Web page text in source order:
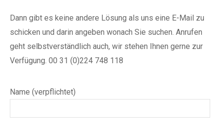
Dann gibt es keine andere Lösung als uns eine E-Mail zu
schicken und darin angeben wonach Sie suchen. Anrufen
geht selbstverständlich auch, wir stehen Ihnen gerne zur
Verfügung. 00 31 (0)224 748 118
Name (verpflichtet)